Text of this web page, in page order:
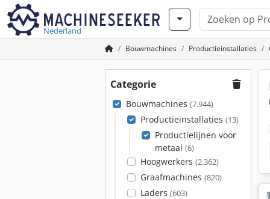
Nederland
Bouwmachines Productieinstallaties
Categorie
Bouwmachines (7.944)
Productieinstallaties (13)
Productielijnen voor
metaal (6)
Hoogwerkers (2.362)
Graafmachines (820)
Laders (603)